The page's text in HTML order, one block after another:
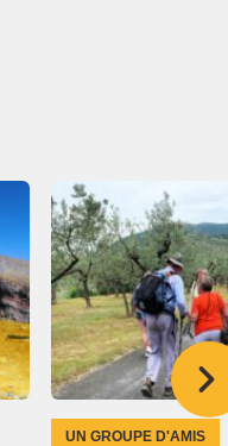
UN GROUPE D'AMIS